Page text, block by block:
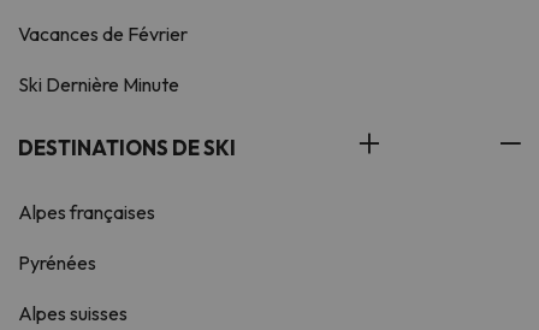
Vacances de Février
Ski Dernière Minute
DESTINATIONS DE SKI
Alpes françaises
Pyrénées
Alpes suisses